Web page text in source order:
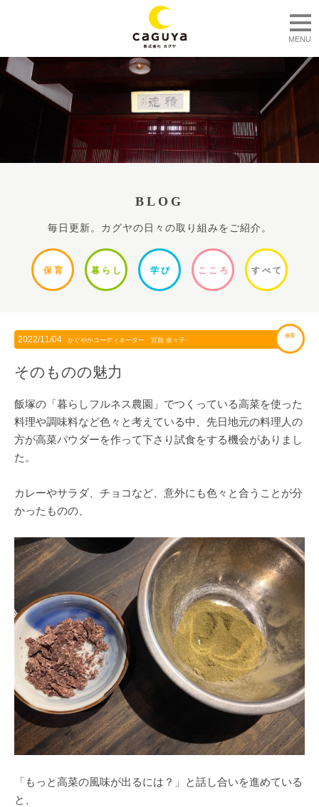
MENU
BLOG
毎日更新。カグヤの日々の取り組みをご紹介。
保 育 暮ら し 学 び ここ ろ すべて
2022/11/04 かぐやかコーディネーター 宮前 奈々子
保育
そのものの魅力
飯塚の「暮らしフルネス農園」でつくっている高菜を使った
料理や調味料など色々と考えている中、先日地元の料理人の
方が高菜パウダーを作って下さり試食をする機会がありまし
た。
カレーやサラダ、チョコなど、意外にも色々と合うことが分
かったものの、
「もっと高菜の風味が出るには？」と話し合いを進めている
と、